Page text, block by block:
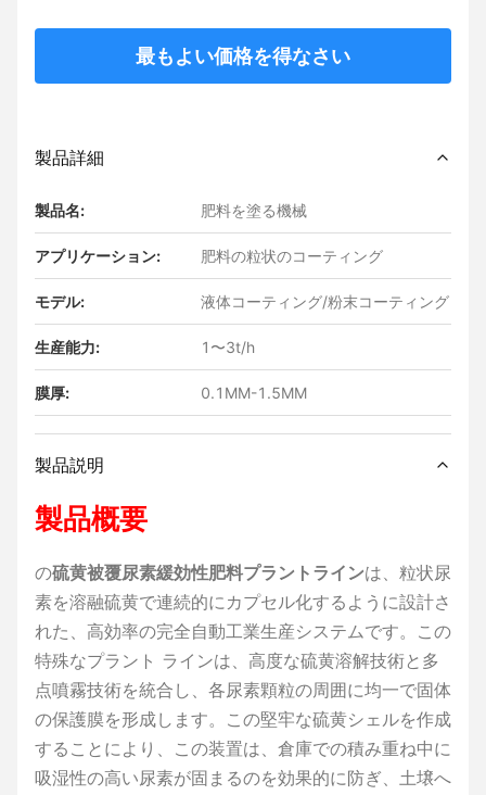
最もよい価格を得なさい
製品詳細
製品名: 肥料を塗る機械
アプリケーション: 肥料の粒状のコーティング
モデル: 液体コーティング/粉末コーティング
生産能力: 1〜3t/h
膜厚: 0.1MM-1.5MM
製品説明
製品概要
の硫黄被覆尿素緩効性肥料プラントラインは、粒状尿
素を溶融硫黄で連続的にカプセル化するように設計さ
れた、高効率の完全自動工業生産システムです。この
特殊なプラント ラインは、高度な硫黄溶解技術と多
点噴霧技術を統合し、各尿素顆粒の周囲に均一で固体
の保護膜を形成します。この堅牢な硫黄シェルを作成
することにより、この装置は、倉庫での積み重ね中に
吸湿性の高い尿素が固まるのを効果的に防ぎ、土壌へ